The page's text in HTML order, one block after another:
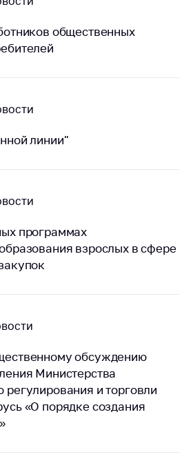
и
общественных
линии"
программах
взрослых в сфере
обсуждению
Министерства
регулирования и торговли
«О порядке создания